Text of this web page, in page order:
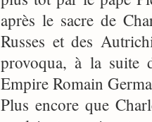
après le sacre de
Russes et des
provoqua, à la suite
Empire Romain
Plus encore que